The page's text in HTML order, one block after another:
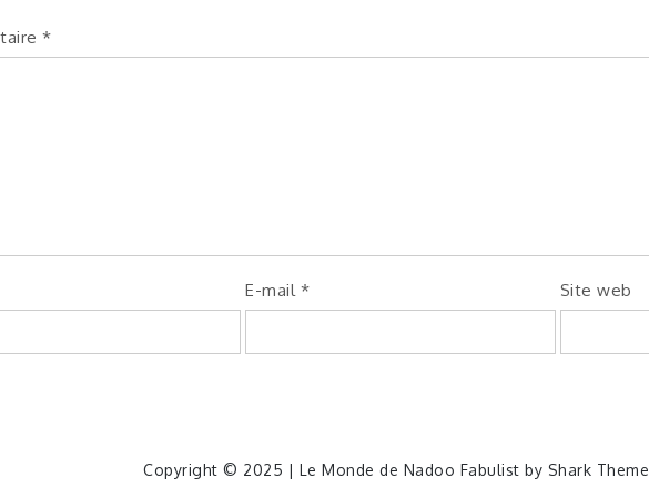
*
E-mail * Site web
Copyright © 2025 | Le Monde de Nadoo Fabulist by Shark